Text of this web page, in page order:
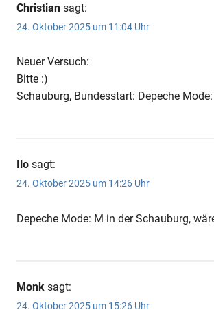
Christian sagt:
24. Oktober 2025 um 11:04 Uhr
Neuer Versuch:
Bitte :)
Schauburg, Bundesstart: Depeche Mode:
Ilo sagt:
24. Oktober 2025 um 14:26 Uhr
Depeche Mode: M in der Schauburg,
Monk sagt:
24. Oktober 2025 um 15:26 Uhr